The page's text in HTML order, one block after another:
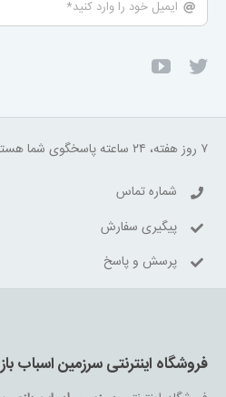
۷ روز هفته، ۲۴ ساعته پاسخگوی شما هستیم.
شماره تماس
پیگیری سفارش
پرسش و پاسخ
فروشگاه اینترنتی سرزمین اسباب